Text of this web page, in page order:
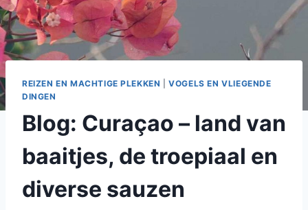
REIZEN EN MACHTIGE PLEKKEN |VOGELS EN VLIEGENDE
DINGEN
Blog: Curaçao – land van
baaitjes, de troepiaal en
diverse sauzen